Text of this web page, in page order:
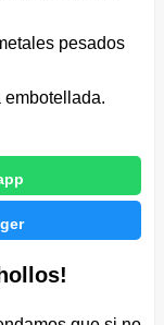
pesados
embotellada.